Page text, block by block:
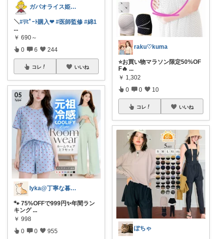
ガパオライス姫👸🌶️🌶️🌶️
＼#ﾘﾋﾟｰﾄ購入❤︎ #医師監修 #綿1
...
￥ 690～
0 6 244
コレ いいね
lyka@丁寧な暮らし
🐾 75%OFFで999円✨年間ラン
キング ...
￥ 998
0 0 955
raku♡kuma
⭐️お買い物マラソン限定50%OF
F🔥 ...
￥ 1,302
0 0 10
コレ いいね
ぽちゃ